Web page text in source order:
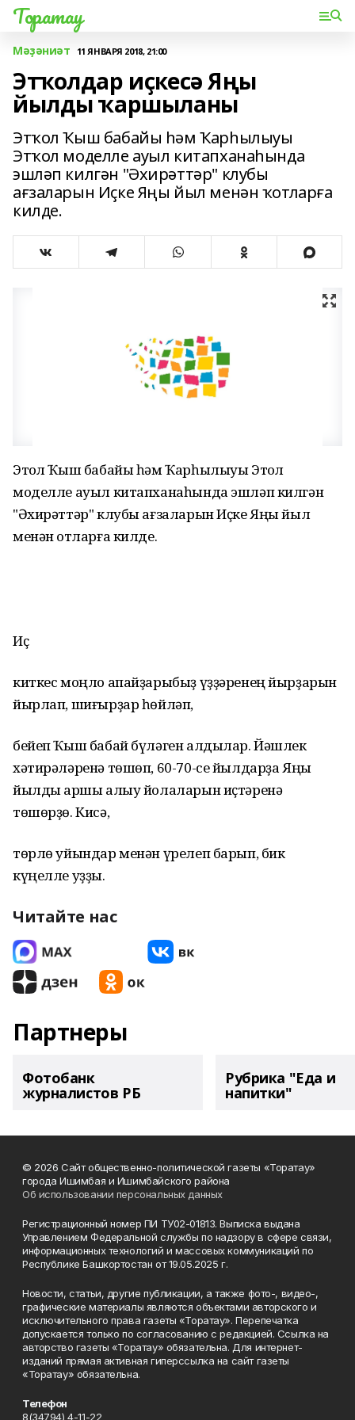
Торатау
Мәҙәниәт 11 ЯНВАРЯ 2018, 21:00
Этҡолдар иҫкесә Яңы
йылды ҡаршыланы
Этҡол Ҡыш бабайы һәм Ҡарһылыуы
Этҡол моделле ауыл китапханаһында
эшләп килгән "Әхирәттәр" клубы
ағзаларын Иҫке Яңы йыл менән ҡотларға
килде.
Этҡол Ҡыш бабайы һәм Ҡарһылыуы Этҡол
моделле ауыл китапханаһында эшләп килгән
"Әхирәттәр" клубы ағзаларын Иҫке Яңы йыл
менән ҡотларға килде.
Иҫ
киткес моңло апайҙарыбыҙ үҙҙәренең йырҙарын
йырлап, шиғырҙар һөйләп,
бейеп Ҡыш бабай бүләген алдылар. Йәшлек
хәтирәләренә төшөп, 60-70-се йылдарҙа Яңы
йылды ҡаршы алыу йолаларын иҫтәренә
төшөрҙө. Кисә,
төрлө уйындар менән үрелеп барып, бик
күңелле уҙҙы.
Читайте нас
Партнеры
Фотобанк
журналистов РБ
Рубрика "Еда и
напитки"
© 2026 Сайт общественно-политической газеты «Торатау»
города Ишимбая и Ишимбайского района
Об использовании персональных данных
Регистрационный номер ПИ ТУ02-01813. Выписка выдана
Управлением Федеральной службы по надзору в сфере связи,
информационных технологий и массовых коммуникаций по
Республике Башкортостан от 19.05.2025 г.
Новости, статьи, другие публикации, а также фото-, видео-,
графические материалы являются объектами авторского и
исключительного права газеты «Торатау». Перепечатка
допускается только по согласованию с редакцией. Ссылка на
авторство газеты «Торатау» обязательна. Для интернет-
изданий прямая активная гиперссылка на сайт газеты
«Торатау» обязательна.
Телефон
8(34794) 4-11-22